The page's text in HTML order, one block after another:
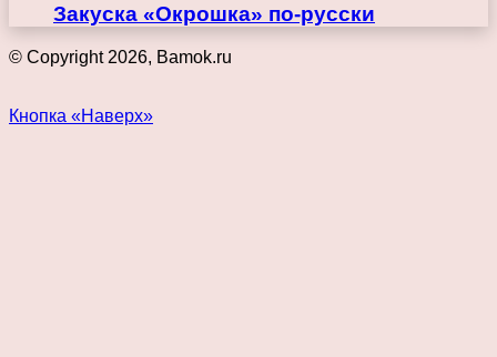
Закуска «Окрошка» по-русски
© Copyright 2026, Bamok.ru
Кнопка «Наверх»